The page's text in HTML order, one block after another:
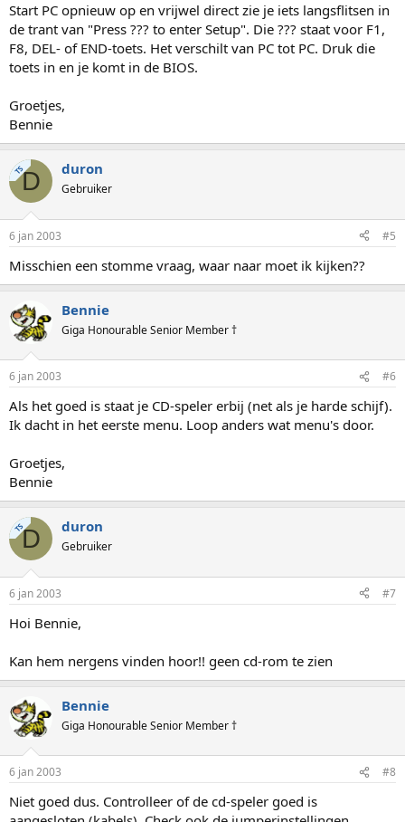
Start PC opnieuw op en vrijwel direct zie je iets langsflitsen in
de trant van "Press ??? to enter Setup". Die ??? staat voor F1,
F8, DEL- of END-toets. Het verschilt van PC tot PC. Druk die
toets in en je komt in de BIOS.
Groetjes,
Bennie
TSD duron
Gebruiker
6 jan 2003 #5
Misschien een stomme vraag, waar naar moet ik kijken??
Bennie
Giga Honourable Senior Member †
6 jan 2003 #6
Als het goed is staat je CD-speler erbij (net als je harde schijf).
Ik dacht in het eerste menu. Loop anders wat menu's door.
Groetjes,
Bennie
TSD duron
Gebruiker
6 jan 2003 #7
Hoi Bennie,
Kan hem nergens vinden hoor!! geen cd-rom te zien
Bennie
Giga Honourable Senior Member †
6 jan 2003 #8
Niet goed dus. Controlleer of de cd-speler goed is